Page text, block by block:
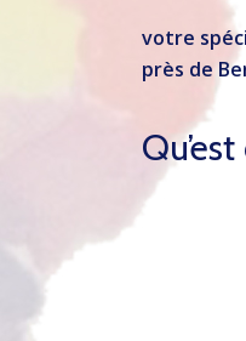
votre
près de